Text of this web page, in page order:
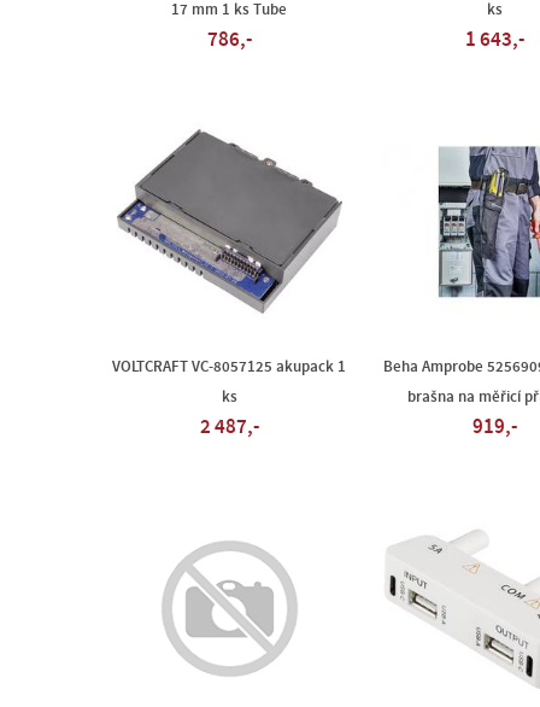
17 mm 1 ks Tube
786,-
ks
1 643,-
VOLTCRAFT VC-8057125 akupack 1
ks
2 487,-
Beha Amprobe
brašna na měřicí
919,-